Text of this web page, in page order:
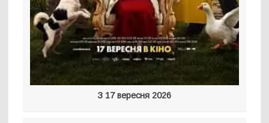
З 17 вересня 2026